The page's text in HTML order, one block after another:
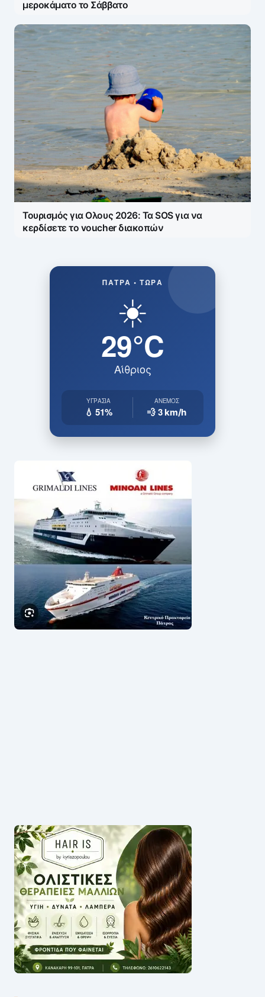
μεροκάματο το Σάββατο
Τουρισμός για Ολους 2026: Τα SOS για να
κερδίσετε το voucher διακοπών
ΠΆΤΡΑ • ΤΏΡΑ
☀️
29°C
Αίθριος
ΥΓΡΑΣΊΑ
💧 51%
ΆΝΕΜΟΣ
💨 3km/h